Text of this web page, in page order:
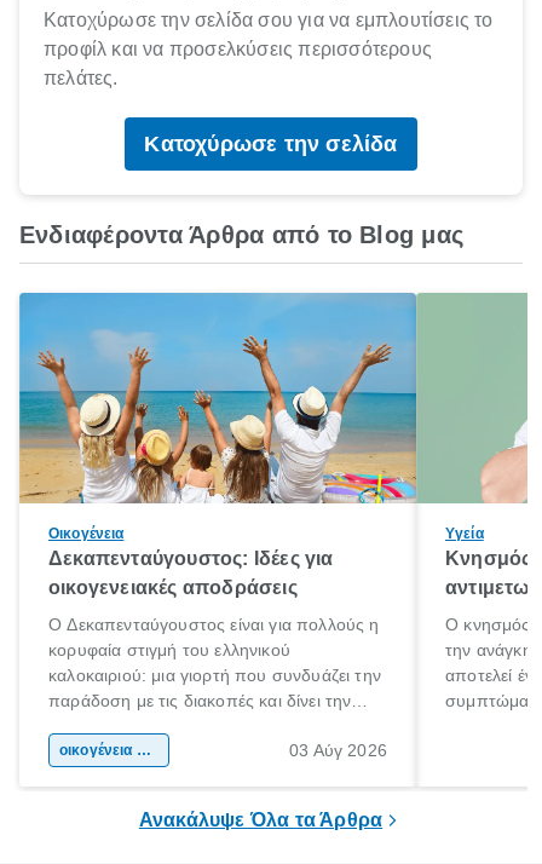
Κατοχύρωσε την σελίδα σου για να εμπλουτίσεις το
προφίλ και να προσελκύσεις περισσότερους
πελάτες.
Κατοχύρωσε την σελίδα
Ενδιαφέροντα Άρθρα από το Blog μας
Οικογένεια
Δεκαπενταύγουστος: Ιδέες για
οικογενειακές αποδράσεις
Ο Δεκαπενταύγουστος είναι για πολλούς η
κορυφαία στιγμή του ελληνικού
καλοκαιριού: μια γιορτή που συνδυάζει την
παράδοση με τις διακοπές και δίνει την
χώρας. Είτε πρόκειται για λίγες μέρες
οικογένεια & παιδί 03 Αύγ 2026
Υγεία
Κνησμός:
Ο κνησμός
την ανάγκη
αποτελεί
Ανακάλυψε Όλα τα Άρθρα